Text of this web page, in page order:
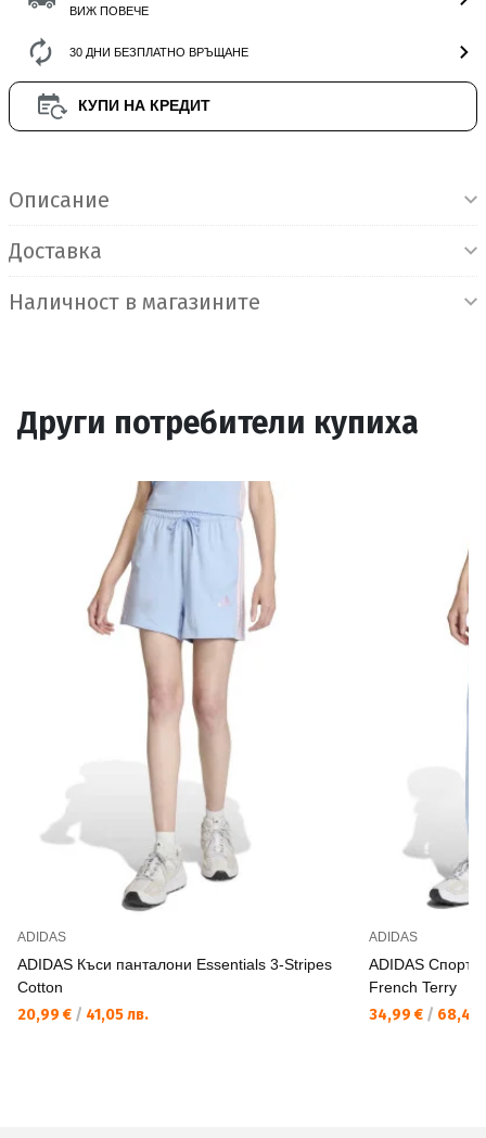
ВИЖ ПОВЕЧЕ
30 ДНИ БЕЗПЛАТНО ВРЪЩАНЕ
КУПИ НА КРЕДИТ
Описание
Доставка
Наличност в магазините
Други потребители купиха
ADIDAS
ADIDAS Къси панталони Essentials 3-Stripes
Cotton
20,99 € / 41,05 лв.
ADIDAS
ADIDAS
French Terry
34,99 € / 68,43